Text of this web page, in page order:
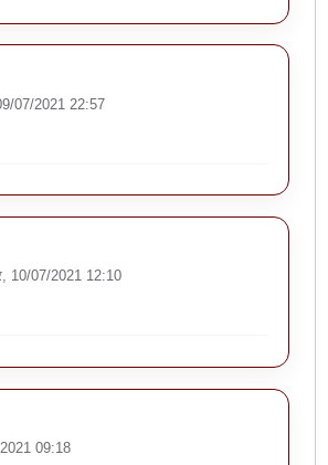
07/2021 22:57
10/07/2021 12:10
09:18